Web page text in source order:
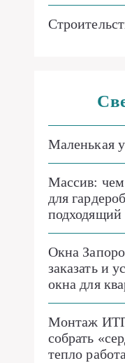
Маленькая
Массив:
для
подходящий
Окна
заказать и
окна для
Монтаж
собрать
тепло